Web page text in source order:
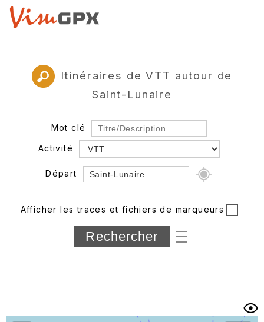
Itinéraires de VTT autour de
Saint-Lunaire
Mot clé
Activité
Départ
Département
Longueur min/max
Afficher les traces et fichiers de marqueurs